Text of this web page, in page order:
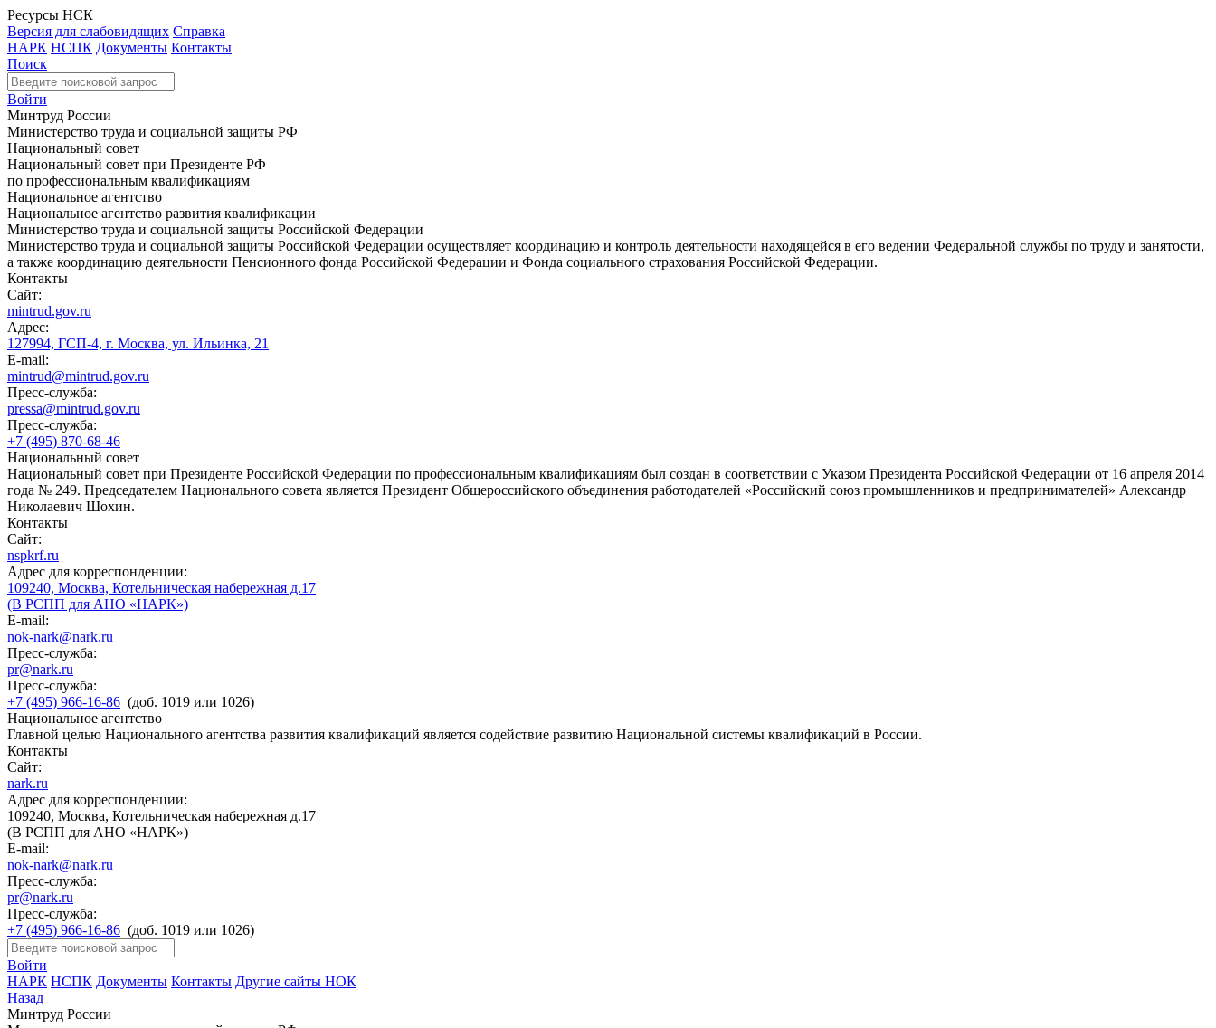
Ресурсы НСК
Версия для слабовидящих Справка
НАРК НСПК Документы Контакты
Поиск
Войти
Минтруд России
Министерство труда и социальной защиты РФ
Национальный совет
Национальный совет при Президенте РФ
по профессиональным квалификациям
Национальное агентство
Национальное агентство развития квалификации
Министерство труда и социальной защиты Российской Федерации
Министерство труда и социальной защиты Российской Федерации осуществляет координацию и контроль деятельности находящейся в его ведении Федеральной службы по труду и занятости,
а также координацию деятельности Пенсионного фонда Российской Федерации и Фонда социального страхования Российской Федерации.
Контакты
Сайт:
mintrud.gov.ru
Адрес:
127994, ГСП-4, г. Москва, ул. Ильинка, 21
E-mail:
mintrud@mintrud.gov.ru
Пресс-служба:
pressa@mintrud.gov.ru
Пресс-служба:
+7 (495) 870-68-46
Национальный совет
Национальный совет при Президенте Российской Федерации по профессиональным квалификациям был создан в соответствии с Указом Президента Российской Федерации от 16 апреля 2014
года № 249. Председателем Национального совета является Президент Общероссийского объединения работодателей «Российский союз промышленников и предпринимателей» Александр
Николаевич Шохин.
Контакты
Сайт:
nspkrf.ru
Адрес для корреспонденции:
109240, Москва, Котельническая набережная д.17
(В РСПП для АНО «НАРК»)
E-mail:
nok-nark@nark.ru
Пресс-служба:
pr@nark.ru
Пресс-служба:
+7 (495) 966-16-86 (доб. 1019 или 1026)
Национальное агентство
Главной целью Национального агентства развития квалификаций является содействие развитию Национальной системы квалификаций в России.
Контакты
Сайт:
nark.ru
Адрес для корреспонденции:
109240, Москва, Котельническая набережная д.17
(В РСПП для АНО «НАРК»)
E-mail:
nok-nark@nark.ru
Пресс-служба:
pr@nark.ru
Пресс-служба:
+7 (495) 966-16-86 (доб. 1019 или 1026)
Войти
НАРК НСПК Документы Контакты Другие сайты НОК
Назад
Минтруд России